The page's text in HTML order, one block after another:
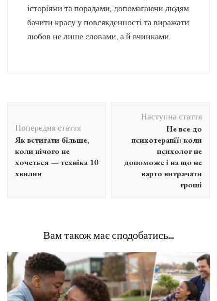
історіями та порадами, допомагаючи людям
бачити красу у повсякденності та виражати
любов не лише словами, а й вчинками.
по
запису
Попередня стаття
Як встигати більше,
коли нічого не
хочеться — техніка 10
хвилин
Наступна стаття
Не все до
психотерапії: коли
психолог не
допоможе і на що не
варто витрачати
гроші
Вам також має сподобатись...